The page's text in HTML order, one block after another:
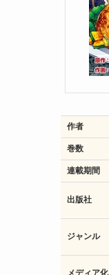
作者
巻数
連載期間
出版社
ジャンル